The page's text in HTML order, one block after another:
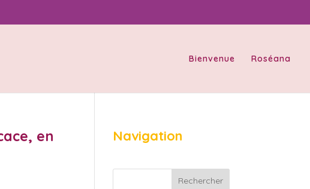
Bienvenue Roséana
en
Navigation
Rechercher